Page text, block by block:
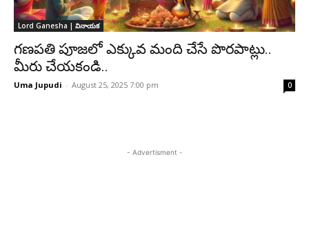
Lord Ganesha | వినాయక
గణపతి పూజలో ఎక్కువ మంది చేసే పొరపాట్లు..
మీరు చేయకండి..
Uma Jupudi - August 25, 2025 7:00 pm 0
- Advertisment -